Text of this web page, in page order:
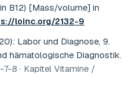
B12) [Mass/volume] in
loinc.org/2132-9
: Labor und Diagnose, 9.
hämatologische Diagnostik.
8 · Kapitel Vitamine /